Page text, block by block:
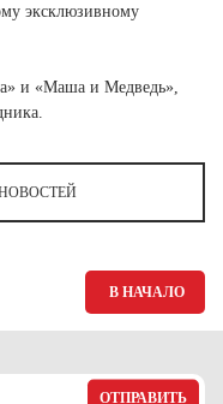
эксклюзивному
и «Маша и Медведь»,
В НАЧАЛО
ОТПРАВИТЬ